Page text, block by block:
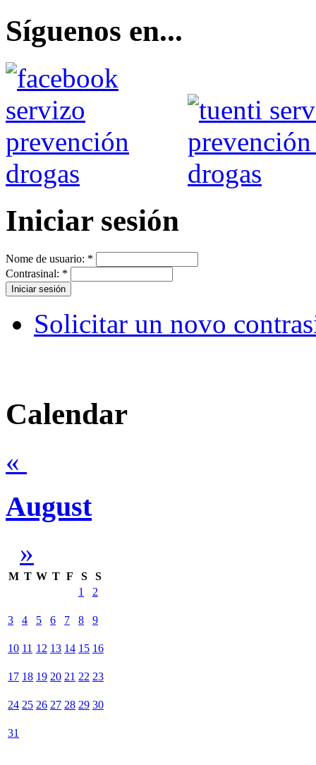
Síguenos en...
Iniciar sesión
Nome de usuario: *
Contrasinal: *
Solicitar un novo
Calendar
«
August
»
M T W T F S
S
1
2
3 4 5 6 7 8 9
10 11 12 13 14 15 16
17 18 19 20 21 22 23
24 25 26 27 28 29 30
31